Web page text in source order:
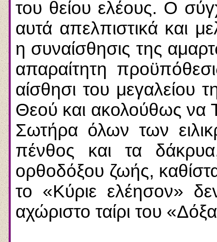
του θείου ελέους. Ο
αυτά απελπιστικά και
η συναίσθησις της
απαραίτητη
αίσθησι του μεγαλείου
Θεού και ακολούθως να
Σωτήρα όλων των
πένθος και τα
ορθοδόξου ζωής,
το «Κύριε ελέησον»
αχώριστο ταίρι του